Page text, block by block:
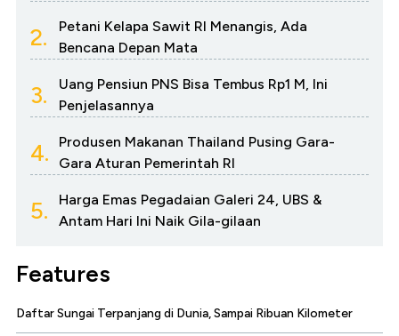
2.
Petani Kelapa Sawit RI Menangis, Ada
Bencana Depan Mata
3.
Uang Pensiun PNS Bisa Tembus Rp1 M, Ini
Penjelasannya
4.
Produsen Makanan Thailand Pusing Gara-
Gara Aturan Pemerintah RI
5.
Harga Emas Pegadaian Galeri 24, UBS &
Antam Hari Ini Naik Gila-gilaan
Features
Daftar Sungai Terpanjang di Dunia, Sampai Ribuan Kilometer